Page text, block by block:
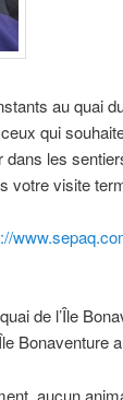
au quai
qui
les
votre visite
de l’Île
Bonaventure
aucun